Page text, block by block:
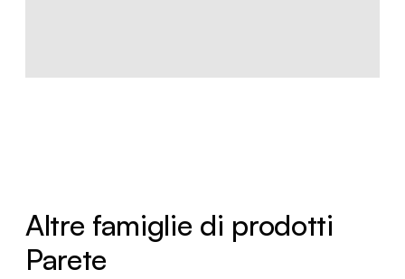
Altre famiglie di prodotti
Parete